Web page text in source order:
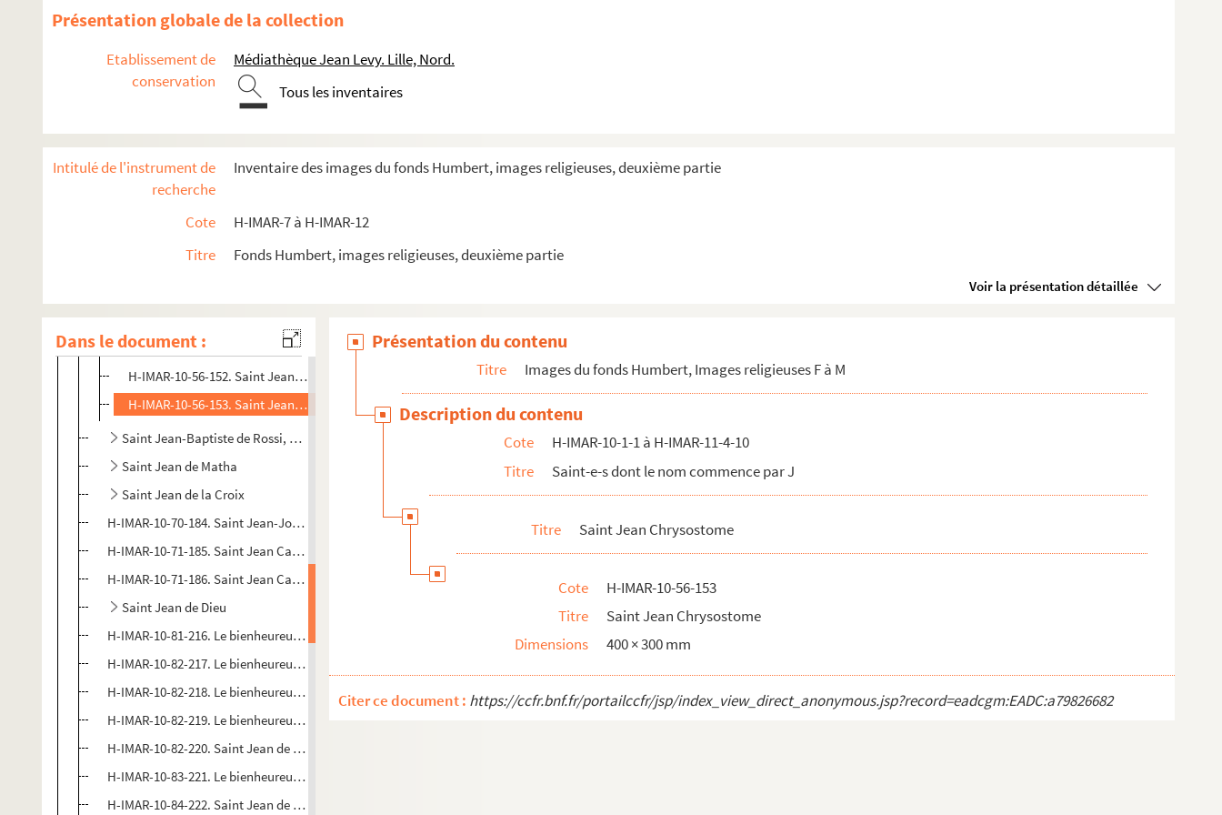
Présentation globale de la collection
Etablissement de
conservation
Médiathèque Jean Levy. Lille, Nord.
Tous les inventaires
Intitulé de l'instrument de
recherche
Inventaire des images du fonds Humbert, images religieuses, deuxième partie
Cote
H-IMAR-7 à H-IMAR-12
Titre
Fonds Humbert, images religieuses, deuxième partie
Voir la présentation détaillée
Dans le document :
Saint Jean Damascène
Saint Jean Chrysostome
H-IMAR-10-54-142. Saint Jean Chrysostome, docteur de l'Eglise
H-IMAR-10-55-144. Saint Jean Chrysostome
H-IMAR-10-55-145. Saint Jean Chrysostome
H-IMAR-10-56-148. Saint Jean Chrysostome
H-IMAR-10-56-150. Saint Jean Chrysostome
H-IMAR-10-56-151. Saint Jean Chrysostome
H-IMAR-10-56-152. Saint Jean Chrysostome
H-IMAR-10-56-153. Saint Jean Chrysostome
Saint Jean-Baptiste de Rossi, chanoine
Saint Jean de Matha
Saint Jean de la Croix
H-IMAR-10-70-184. Saint Jean-Joseph de la Croix
H-IMAR-10-71-185. Saint Jean Calybite (ou Cabilite)
H-IMAR-10-71-186. Saint Jean Calybite (ou Cabilite)
Saint Jean de Dieu
H-IMAR-10-81-216. Le bienheureux Jean de Banega de l'Ordre du Carmel
H-IMAR-10-82-217. Le bienheureux Jean de Salerne
H-IMAR-10-82-218. Le bienheureux Jean Massias
H-IMAR-10-82-219. Le bienheureux Jean Licci
H-IMAR-10-82-220. Saint Jean de Cologne
H-IMAR-10-83-221. Le bienheureux Jean Soreth de l'Ordre du Carmel
H-IMAR-10-84-222. Saint Jean de Saint-Facond
Présentation du contenu
Titre Images du fonds Humbert, Images religieuses F à M
Description du contenu
Cote
H-IMAR-10-1-1 à H-IMAR-11-4-10
Titre
Saint-e-s dont le nom commence par J
Titre Saint Jean Chrysostome
Cote
H-IMAR-10-56-153
Titre
Saint Jean Chrysostome
Dimensions
400 × 300 mm
Citer ce document : https://ccfr.bnf.fr/portailccfr/jsp/index_view_direct_anonymous.jsp?record=eadcgm:EADC:a79826682